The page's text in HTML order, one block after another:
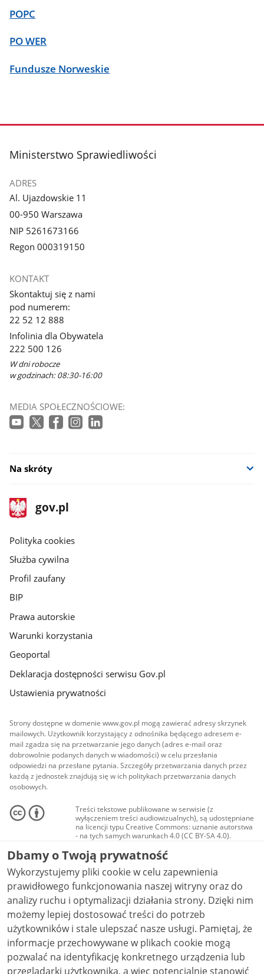
POPC
PO WER
Fundusze Norweskie
stopka
Ministerstwo Sprawiedliwości
ADRES
Al. Ujazdowskie 11
00-950 Warszawa
NIP 5261673166
Regon 000319150
KONTAKT
Skontaktuj się z nami
pod numerem:
22 52 12 888
Infolinia dla Obywatela
222 500 126
W dni robocze
w godzinach: 08:30-16:00
MEDIA SPOŁECZNOŚCIOWE:
Na skróty
stopka
gov.pl
Strona
gov.pl
gov.pl
Polityka cookies
Służba cywilna
Profil zaufany
BIP
Prawa autorskie
Warunki korzystania
Geoportal
Deklaracja dostępności serwisu Gov.pl
Ustawienia prywatności
Strony dostępne w domenie www.gov.pl mogą zawierać adresy skrzynek
mailowych. Użytkownik korzystający z odnośnika będącego adresem e-
mail zgadza się na przetwarzanie jego danych (adres e-mail oraz
dobrowolnie podanych danych w wiadomości) w celu przesłania
odpowiedzi na przesłane pytania. Szczegóły przetwarzania danych przez
każdą z jednostek znajdują się w ich politykach przetwarzania danych
osobowych.
Treści tekstowe publikowane w serwisie (z
wyłączeniem treści audiowizualnych), są udostępniane
na licencji typu Creative Commons: uznanie autorstwa
- na tych samych warunkach 4.0 (CC BY-SA 4.0).
Materiały audiowizualne, w tym zdjęcia, materiały
audio i wideo, są udostępniane na licencji typu
Creative Commons: uznanie autorstwa użycie
niekomercyjne - bez utworów zależnych 4.0 (CC BY-
NC-ND 4.0), o ile nie jest to stwierdzone inaczej.
Dbamy o Twoją prywatność
Wykorzystujemy pliki cookie w celu zapewnienia
prawidłowego funkcjonowania naszej witryny oraz do
analizy ruchu i optymalizacji działania strony. Dzięki nim
możemy lepiej dostosować treści do potrzeb
użytkowników i stale ulepszać nasze usługi. Pamiętaj, że
informacje przechowywane w plikach cookie mogą
pozwalać na identyfikację konkretnego urządzenia lub
przeglądarki użytkownika, a więc potencjalnie stanowić